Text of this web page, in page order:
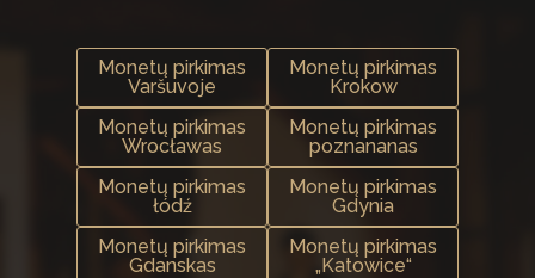
Monetų pirkimas
Varšuvoje
Monetų pirkimas
Krokow
Monetų pirkimas
Wrocławas
Monetų pirkimas
poznananas
Monetų pirkimas
łódź
Monetų pirkimas
Gdynia
Monetų pirkimas
Gdanskas
Monetų pirkimas
„Katowice“